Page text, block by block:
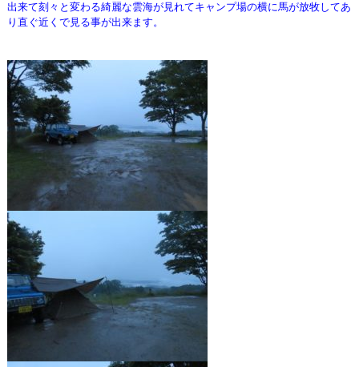
出来て刻々と変わる綺麗な雲海が見れてキャンプ場の横に馬が放牧してあ
り直ぐ近くで見る事が出来ます。